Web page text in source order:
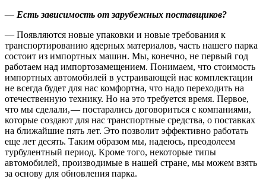
— Есть зависимость от зарубежных поставщиков?
— Появляются новые упаковки и новые требования к
транспортированию ядерных материалов, часть нашего парка
состоит из импортных машин. Мы, конечно, не первый год
работаем над импортозамещением. Понимаем, что стоимость
импортных автомобилей в устраивающей нас комплектации
не всегда будет для нас комфортна, что надо переходить на
отечественную технику. Но на это требуется время. Первое,
что мы сделали, — ​постарались договориться с компаниями,
которые создают для нас транспортные средства, о поставках
на ближайшие пять лет. Это позволит эффективно работать
еще лет десять. Таким образом мы, надеюсь, преодолеем
турбулентный период. Кроме того, некоторые типы
автомобилей, производимые в нашей стране, мы можем взять
за основу для обновления парка.